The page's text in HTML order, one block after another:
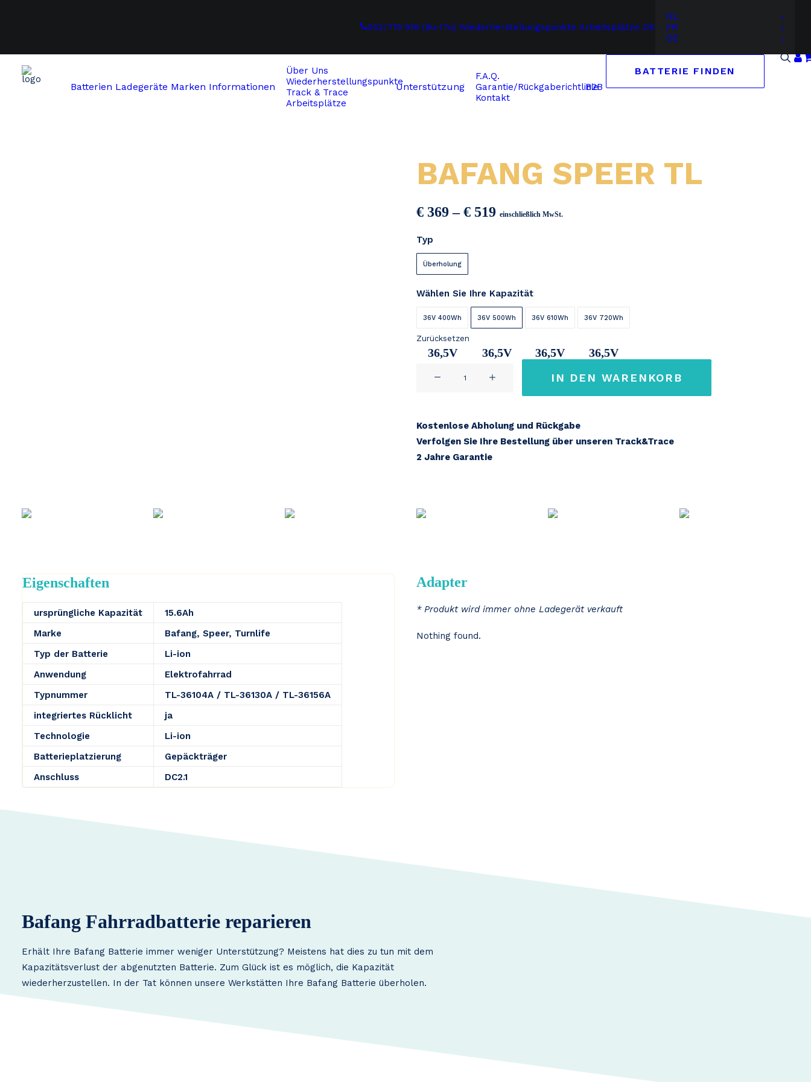
052/719 919 (9u-17u) Wiederherstellungspunkte Arbeitsplätze DE
NL
FR
DE
Batterien Ladegeräte Marken Informationen
Über Uns
Wiederherstellungspunkte
Track & Trace
Arbeitsplätze
Unterstützung
F.A.Q.
Garantie/Rückgaberichtlinie
Kontakt
B2B
BATTERIE FINDEN
BAFANG SPEER TL
€ 369 –€ 519Preisspanne:
einschließlich MwSt.
Typ
Überholung
Wählen Sie Ihre Kapazität
36V 400Wh
36,5V
36V 500Wh
36,5V
14,2Ah
36V 610Wh
36,5V
17Ah
36V 720Wh
36,5V
20Ah
Zurücksetzen
IN DEN WARENKORB
Kostenlose Abholung und Rückgabe
Verfolgen Sie Ihre Bestellung über unseren Track&Trace
2 Jahre Garantie
Eigenschaften
ursprüngliche Kapazität
15.6Ah
Marke
Bafang, Speer, Turnlife
Typ der Batterie
Li-ion
Anwendung
Elektrofahrrad
Typnummer
TL-36104A / TL-36130A / TL-36156A
integriertes Rücklicht
ja
Technologie
Li-ion
Batterieplatzierung
Gepäckträger
Anschluss
DC2.1
Adapter
* Produkt wird immer ohne Ladegerät verkauft
Nothing found.
Bafang Fahrradbatterie reparieren
Erhält Ihre Bafang Batterie immer weniger Unterstützung? Meistens hat dies zu tun mit dem
Kapazitätsverlust der abgenutzten Batterie. Zum Glück ist es möglich, die Kapazität
wiederherzustellen. In der Tat können unsere Werkstätten Ihre Bafang Batterie überholen.